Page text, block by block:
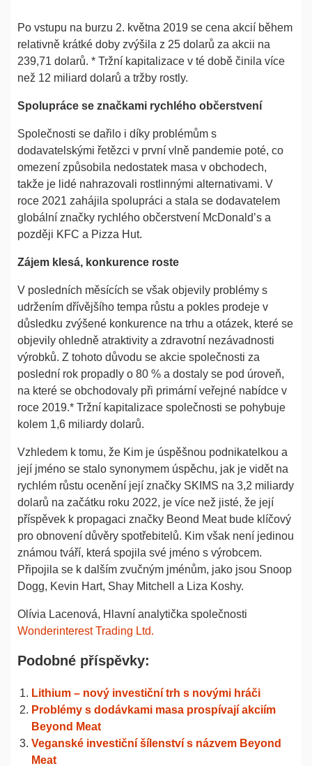
Po vstupu na burzu 2. května 2019 se cena akcií během
relativně krátké doby zvýšila z 25 dolarů za akcii na
239,71 dolarů. * Tržní kapitalizace v té době činila více
než 12 miliard dolarů a tržby rostly.
Spolupráce se značkami rychlého občerstvení
Společnosti se dařilo i díky problémům s
dodavatelskými řetězci v první vlně pandemie poté, co
omezení způsobila nedostatek masa v obchodech,
takže je lidé nahrazovali rostlinnými alternativami. V
roce 2021 zahájila spolupráci a stala se dodavatelem
globální značky rychlého občerstvení McDonald’s a
později KFC a Pizza Hut.
Zájem klesá, konkurence roste
V posledních měsících se však objevily problémy s
udržením dřívějšího tempa růstu a pokles prodeje v
důsledku zvýšené konkurence na trhu a otázek, které se
objevily ohledně atraktivity a zdravotní nezávadnosti
výrobků. Z tohoto důvodu se akcie společnosti za
poslední rok propadly o 80 % a dostaly se pod úroveň,
na které se obchodovaly při primární veřejné nabídce v
roce 2019.* Tržní kapitalizace společnosti se pohybuje
kolem 1,6 miliardy dolarů.
Vzhledem k tomu, že Kim je úspěšnou podnikatelkou a
její jméno se stalo synonymem úspěchu, jak je vidět na
rychlém růstu ocenění její značky SKIMS na 3,2 miliardy
dolarů na začátku roku 2022, je více než jisté, že její
příspěvek k propagaci značky Beond Meat bude klíčový
pro obnovení důvěry spotřebitelů. Kim však není jedinou
známou tváří, která spojila své jméno s výrobcem.
Připojila se k dalším zvučným jménům, jako jsou Snoop
Dogg, Kevin Hart, Shay Mitchell a Liza Koshy.
Olívia Lacenová, Hlavní analytička společnosti
Wonderinterest Trading Ltd.
Podobné příspěvky:
Lithium – nový investiční trh s novými hráči
Problémy s dodávkami masa prospívají akciím
Beyond Meat
Veganské investiční šílenství s názvem Beyond
Meat